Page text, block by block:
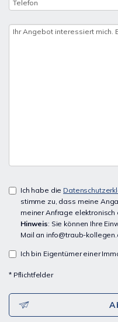
Ich habe die
stimme zu, dass meine
meiner Anfrage
Hinweis: Sie können Ihre
Mail an info@traub-
Ich bin Eigentümer einer
* Pflichtfelder